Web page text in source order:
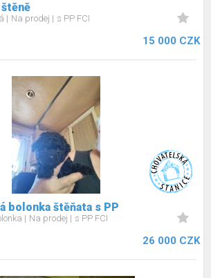
Na prodej s PP FCI
15 000 CZK
bolonka štěňata s PP
Na prodej s PP FCI
26 000 CZK